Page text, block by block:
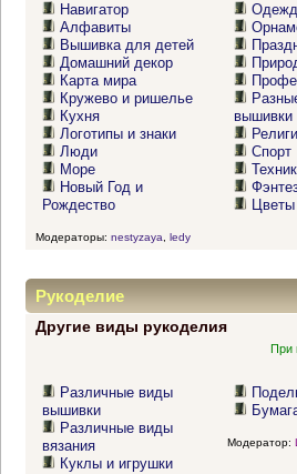
Навигатор
Алфавиты
Вышивка для детей
Домашний декор
Карта мира
Кружево и ришелье
Кухня
Логотипы и знаки
Люди
Море
Новый Год и
Рождество
вышивки
Спорт
Цветы
Модераторы: nestyzaya ledy
Рукоделие
Другие виды рукоделия
При
Различные виды
вышивки
Различные виды
вязания
Куклы и игрушки
Модератор: